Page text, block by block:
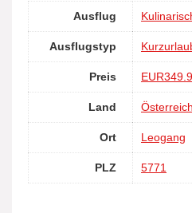
Ausflug
Ausflugstyp
Preis
Land Österreich
Ort Leogang
PLZ 5771